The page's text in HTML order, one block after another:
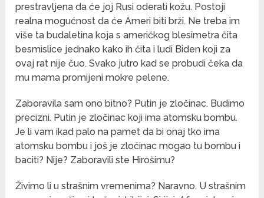
prestravljena da će joj Rusi oderati kožu. Postoji
realna mogućnost da će Ameri biti brži. Ne treba im
više ta budaletina koja s američkog blesimetra čita
besmislice jednako kako ih čita i ludi Biden koji za
ovaj rat nije čuo. Svako jutro kad se probudi čeka da
mu mama promijeni mokre pelene.
Zaboravila sam ono bitno? Putin je zločinac. Budimo
precizni. Putin je zločinac koji ima atomsku bombu.
Je li vam ikad palo na pamet da bi onaj tko ima
atomsku bombu i još je zločinac mogao tu bombu i
baciti? Nije? Zaboravili ste Hirošimu?
Živimo li u strašnim vremenima? Naravno. U strašnim